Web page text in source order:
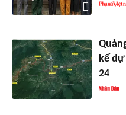
kế dự
24